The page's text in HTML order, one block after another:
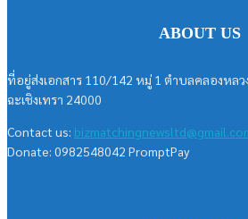
ABOUT US
ที่อยู่ส่งเอกสาร 110/142 หมู่ 1 ตำบลคลองหลว
ฉะเชิงเทรา 24000
Contact us:
Donate: 0982548042 PromptPay